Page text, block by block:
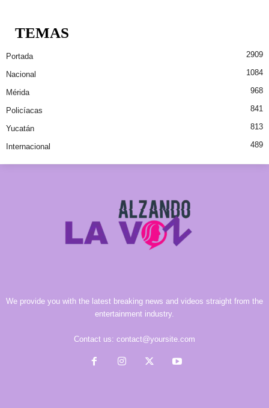
TEMAS
Portada 2909
Nacional 1084
Mérida 968
Policíacas 841
Yucatán 813
Internacional 489
We provide you with the latest breaking news and videos straight from the
entertainment industry.
Contact us: contact@yoursite.com